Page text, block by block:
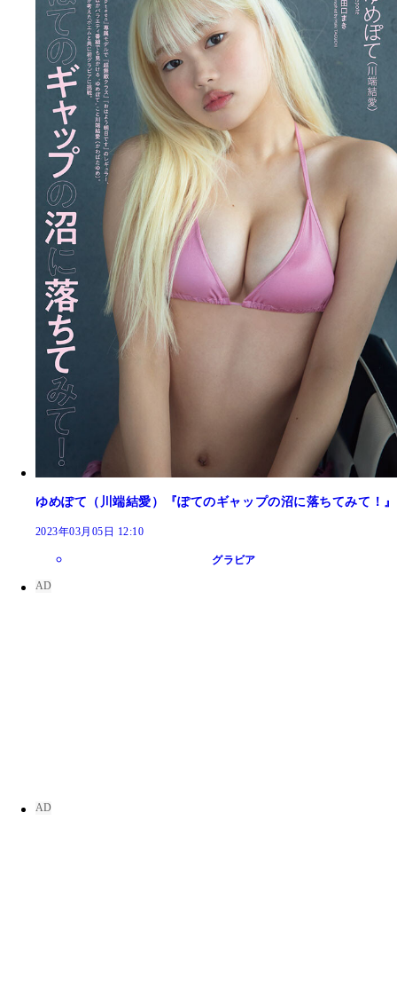
ゆめぽて（川端結愛）『ぽてのギャップの沼に落ちてみて！』
2023年03月05日 12:10
グラビア